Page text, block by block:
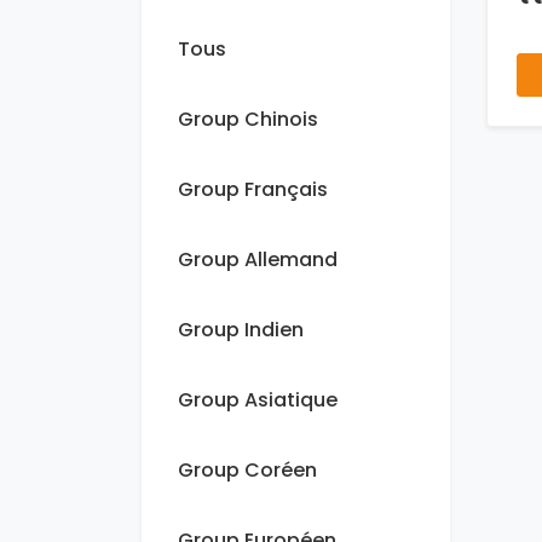
Tous
Group Chinois
Group Français
Group Allemand
Group Indien
Group Asiatique
Group Coréen